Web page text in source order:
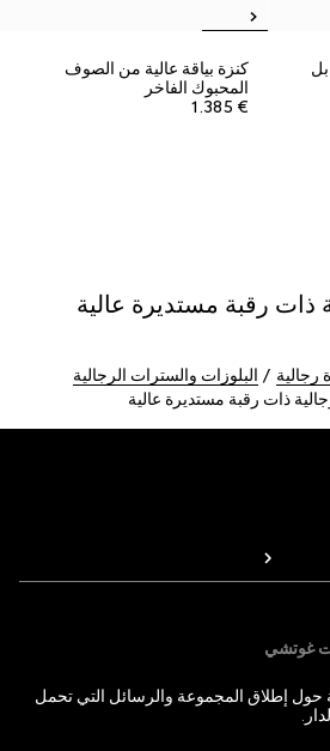
كنزة بياقة عالية من الصوف
المحبوك الفاخر
€ 1.385
ذات رقبة مستديرة عالية
رجالية
البلوزات والسترات الرجالية
ذات رقبة مستديرة عالية
غوتشي
إطلاق المجموعة والرسائل التي تحمل